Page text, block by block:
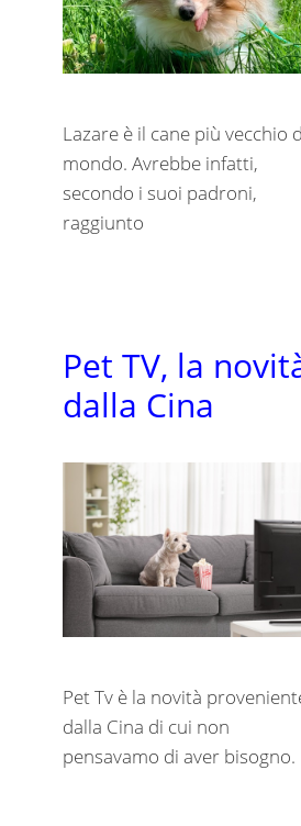
Lazare è il cane più vecchio
mondo. Avrebbe infatti,
secondo i suoi padroni,
raggiunto
Pet TV, la
dalla Cina
Pet Tv è la novità
dalla Cina di cui non
pensavamo di aver bisogno.